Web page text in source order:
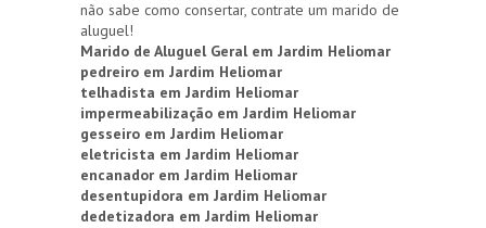
não sabe como consertar, contrate um marido de
aluguel!
Marido de Aluguel Geral em Jardim Heliomar
pedreiro em Jardim Heliomar
telhadista em Jardim Heliomar
impermeabilização em Jardim Heliomar
gesseiro em Jardim Heliomar
eletricista em Jardim Heliomar
encanador em Jardim Heliomar
desentupidora em Jardim Heliomar
dedetizadora em Jardim Heliomar